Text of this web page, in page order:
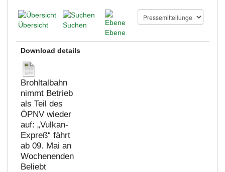
Übersicht
Suchen
Ebene
Download details
Brohltalbahn
nimmt Betrieb
als Teil des
ÖPNV wieder
auf: „Vulkan-
Expreß“ fährt
ab 09. Mai an
Wochenenden
Beliebt